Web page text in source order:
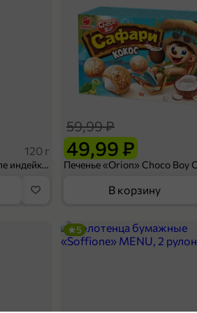
120 г
Ветчина «ИНДИлайт» филе индейки Мраморное, в нарезке, 120 г
49,99 ₽
59,99 ₽
В корзину
5